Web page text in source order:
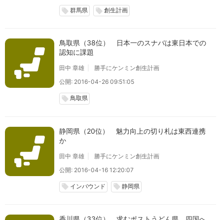
local_offer 群馬県 local_offer 創生計画
鳥取県（38位） 日本一のスナバは東日本での
認知に課題
田中 章雄
勝手にケンミン創生計画
公開: 2016-04-26 09:51:05
local_offer 鳥取県
静岡県（20位） 魅力向上の切り札は東西連携
か
田中 章雄
勝手にケンミン創生計画
公開: 2016-04-16 12:20:07
local_offer インバウンド local_offer 静岡県